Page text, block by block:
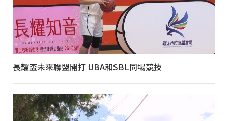
長耀盃未來聯盟開打 UBA和SBL同場競技